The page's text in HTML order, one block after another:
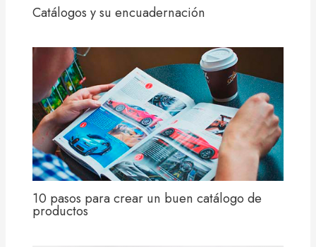
Catálogos y su encuadernación
10 pasos para crear un buen catálogo de
productos